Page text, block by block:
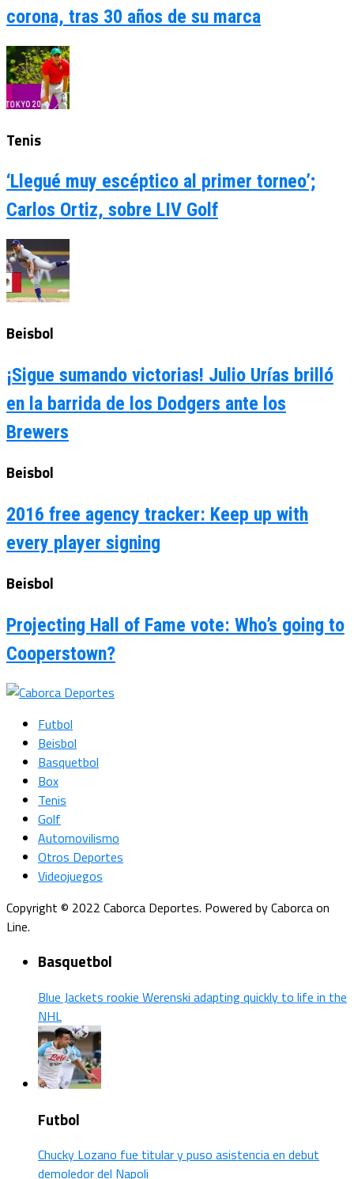
corona, tras 30 años de su marca
Tenis
‘Llegué muy escéptico al primer torneo’;
Carlos Ortiz, sobre LIV Golf
Beisbol
¡Sigue sumando victorias! Julio Urías brilló
en la barrida de los Dodgers ante los
Brewers
Beisbol
2016 free agency tracker: Keep up with
every player signing
Beisbol
Projecting Hall of Fame vote: Who’s going to
Cooperstown?
Futbol
Beisbol
Basquetbol
Box
Tenis
Golf
Automovilismo
Otros Deportes
Videojuegos
Copyright © 2022 Caborca Deportes. Powered by Caborca on
Line.
Basquetbol
Blue Jackets rookie Werenski adapting quickly to life in the
NHL
Futbol
Chucky Lozano fue titular y puso asistencia en debut
demoledor del Napoli